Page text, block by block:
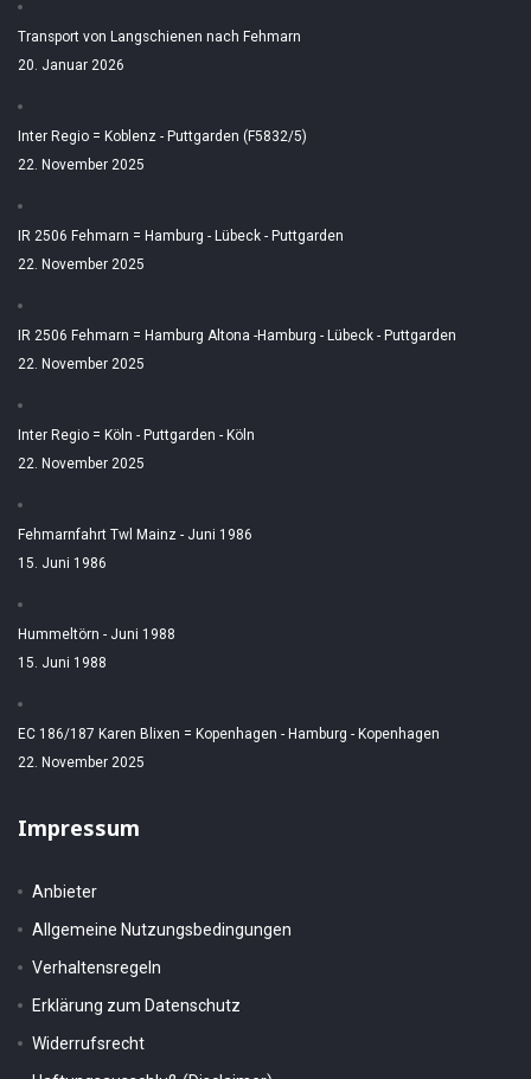
Transport von Langschienen nach Fehmarn
20. Januar 2026
Inter Regio = Koblenz - Puttgarden (F5832/5)
22. November 2025
IR 2506 Fehmarn = Hamburg - Lübeck - Puttgarden
22. November 2025
IR 2506 Fehmarn = Hamburg Altona -Hamburg - Lübeck - Puttgarden
22. November 2025
Inter Regio = Köln - Puttgarden - Köln
22. November 2025
Fehmarnfahrt Twl Mainz - Juni 1986
15. Juni 1986
Hummeltörn - Juni 1988
15. Juni 1988
EC 186/187 Karen Blixen = Kopenhagen - Hamburg - Kopenhagen
22. November 2025
Impressum
Anbieter
Allgemeine Nutzungsbedingungen
Verhaltensregeln
Erklärung zum Datenschutz
Widerrufsrecht